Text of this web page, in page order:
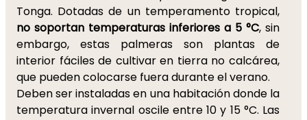
Tonga. Dotadas de un temperamento tropical,
no soportan temperaturas inferiores a 5 °C, sin
embargo, estas palmeras son plantas de
interior fáciles de cultivar en tierra no calcárea,
que pueden colocarse fuera durante el verano.
Deben ser instaladas en una habitación donde la
temperatura invernal oscile entre 10 y 15 °C. Las